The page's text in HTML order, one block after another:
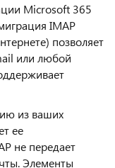
Microsoft 365
IMAP
позволяет
или любой
из ваших
ее
не передает
Элементы